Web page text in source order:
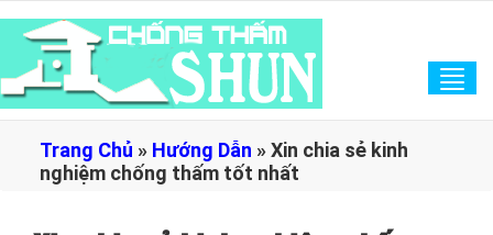
Trang Chủ » Hướng Dẫn »Xin chia sẻ kinh
nghiệm chống thấm tốt nhất